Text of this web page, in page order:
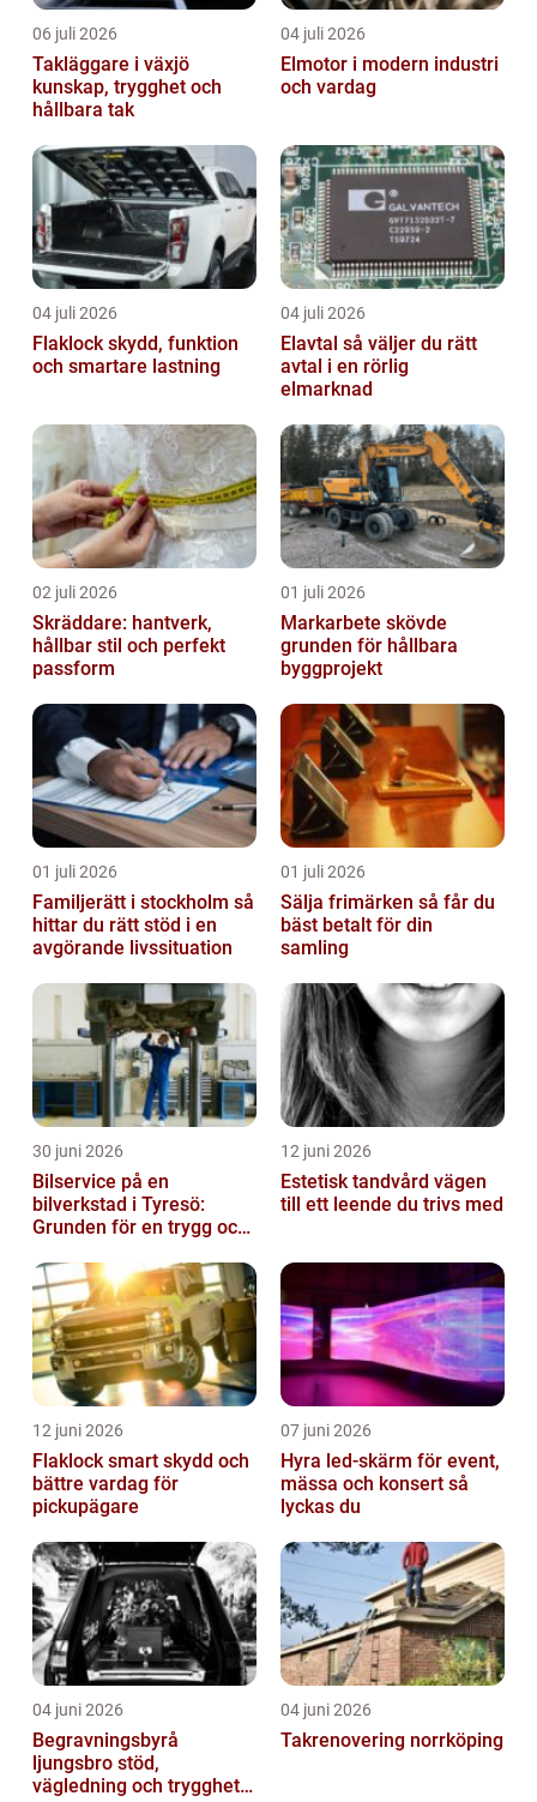
06 juli 2026
Takläggare i växjö
kunskap, trygghet och
hållbara tak
04 juli 2026
Elmotor i modern industri
och vardag
04 juli 2026
Flaklock skydd, funktion
och smartare lastning
04 juli 2026
Elavtal så väljer du rätt
avtal i en rörlig
elmarknad
02 juli 2026
Skräddare: hantverk,
hållbar stil och perfekt
passform
01 juli 2026
Markarbete skövde
grunden för hållbara
byggprojekt
01 juli 2026
Familjerätt i stockholm så
hittar du rätt stöd i en
avgörande livssituation
01 juli 2026
Sälja frimärken så får du
bäst betalt för din
samling
30 juni 2026
Bilservice på en
bilverkstad i Tyresö:
Grunden för en trygg och
12 juni 2026
Estetisk tandvård vägen
till ett leende du trivs med
12 juni 2026
Flaklock smart skydd och
bättre vardag för
pickupägare
07 juni 2026
Hyra led-skärm för event,
mässa och konsert så
lyckas du
04 juni 2026
Begravningsbyrå
ljungsbro stöd,
vägledning och trygghet
04 juni 2026
Takrenovering norrköping